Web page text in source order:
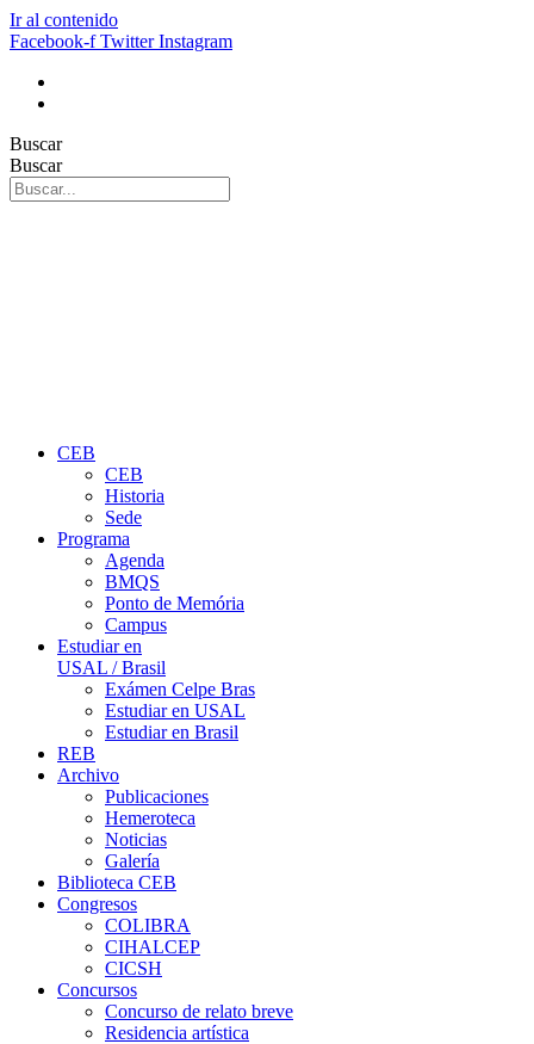
Ir al contenido
Facebook-f Twitter Instagram
Buscar
Buscar
CEB
CEB
Historia
Sede
Programa
Agenda
BMQS
Ponto de Memória
Campus
Estudiar en
USAL / Brasil
Exámen Celpe Bras
Estudiar en USAL
Estudiar en Brasil
REB
Archivo
Publicaciones
Hemeroteca
Noticias
Galería
Biblioteca CEB
Congresos
COLIBRA
CIHALCEP
CICSH
Concursos
Concurso de relato breve
Residencia artística